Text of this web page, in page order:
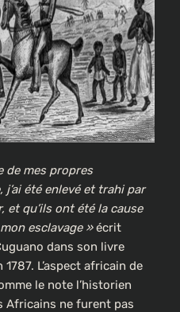
de mes propres
j’ai été enlevé et trahi par
et qu’ils ont été la cause
esclavage »écrit
dans son livre
L’aspect africain de
le note l’historien
Africains ne furent pas